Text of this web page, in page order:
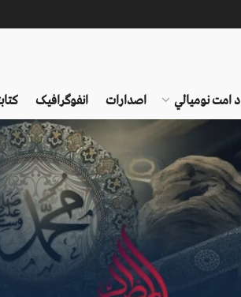
د امت نومیالي اصدارات انفوګرافیک